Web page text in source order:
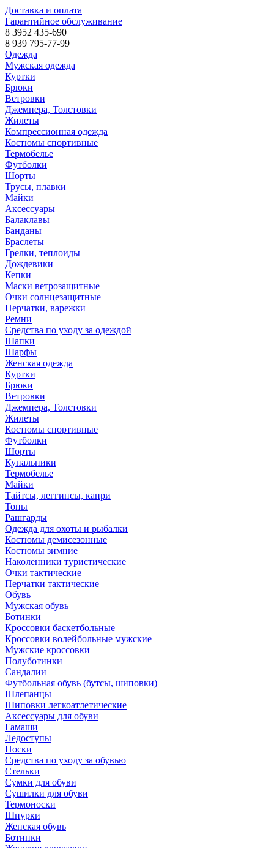
Доставка и оплата
Гарантийное обслуживание
8 3952 435-690
8 939 795-77-99
Одежда
Мужская одежда
Куртки
Брюки
Ветровки
Джемпера, Толстовки
Жилеты
Компрессионная одежда
Костюмы спортивные
Термобелье
Футболки
Шорты
Трусы, плавки
Майки
Аксессуары
Балаклавы
Банданы
Браслеты
Грелки, теплоиды
Дождевики
Кепки
Маски ветрозащитные
Очки солнцезащитные
Перчатки, варежки
Ремни
Средства по уходу за одеждой
Шапки
Шарфы
Женская одежда
Куртки
Брюки
Ветровки
Джемпера, Толстовки
Жилеты
Костюмы спортивные
Футболки
Шорты
Купальники
Термобелье
Майки
Тайтсы, леггинсы, капри
Топы
Рашгарды
Одежда для охоты и рыбалки
Костюмы демисезонные
Костюмы зимние
Наколенники туристические
Очки тактические
Перчатки тактические
Обувь
Мужская обувь
Ботинки
Кроссовки баскетбольные
Кроссовки волейбольные мужские
Мужские кроссовки
Полуботинки
Сандалии
Футбольная обувь (бутсы, шиповки)
Шлепанцы
Шиповки легкоатлетические
Аксессуары для обуви
Гамаши
Ледоступы
Носки
Средства по уходу за обувью
Стельки
Сумки для обуви
Сушилки для обуви
Термоноски
Шнурки
Женская обувь
Ботинки